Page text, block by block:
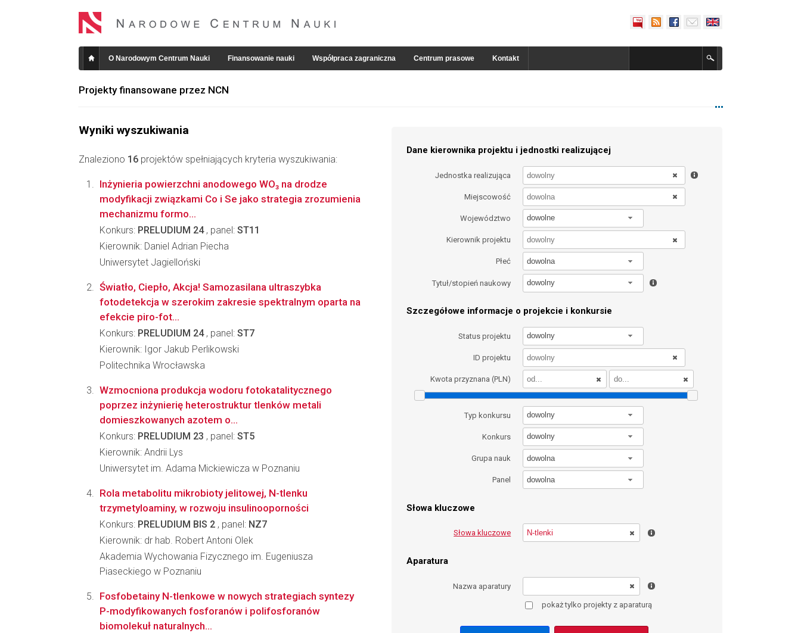
O Narodowym Centrum Nauki Finansowanie nauki Współpraca zagraniczna Centrum prasowe Kontakt
Projekty finansowane przez NCN
Wyniki wyszukiwania
Znaleziono 16 projektów spełniających kryteria wyszukiwania:
Dane kierownika projektu i jednostki realizującej
Jednostka realizująca
Miejscowość
Województwo dowolne
Kierownik projektu
Płeć dowolna
Tytuł/stopień naukowy dowolny
Szczegółowe informacje o projekcie i konkursie
Status projektu dowolny
ID projektu
Kwota przyznana (PLN)
Typ konkursu dowolny
Konkurs dowolny
Grupa nauk dowolna
Panel dowolna
Słowa kluczowe
Słowa kluczowe
Aparatura
Nazwa aparatury
pokaż tylko projekty z aparaturą
Inżynieria powierzchni anodowego WO₃ na drodze
modyfikacji związkami Co i Se jako strategia zrozumienia
mechanizmu formo...
Konkurs: PRELUDIUM 24, panel: ST11
Kierownik: Daniel Adrian Piecha
Uniwersytet Jagielloński
Światło, Ciepło, Akcja! Samozasilana ultraszybka
fotodetekcja w szerokim zakresie spektralnym oparta na
efekcie piro-fot...
Konkurs: PRELUDIUM 24, panel: ST7
Kierownik: Igor Jakub Perlikowski
Politechnika Wrocławska
Wzmocniona produkcja wodoru fotokatalitycznego
poprzez inżynierię heterostruktur tlenków metali
domieszkowanych azotem o...
Konkurs: PRELUDIUM 23 , panel: ST5
Kierownik: Andrii Lys
Uniwersytet im. Adama Mickiewicza w Poznaniu
Rola metabolitu mikrobioty jelitowej, N-tlenku
trzymetyloaminy, w rozwoju insulinooporności
Konkurs: PRELUDIUM BIS 2 , panel: NZ7
Kierownik: dr hab. Robert Antoni Olek
Akademia Wychowania Fizycznego im. Eugeniusza
Piaseckiego w Poznaniu
Fosfobetainy N-tlenkowe w nowych strategiach syntezy
P-modyfikowanych fosforanów i polifosforanów
biomolekuł naturalnych...